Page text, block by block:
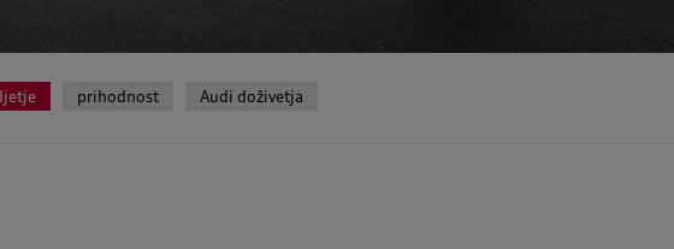
prihodnost Audi doživetja